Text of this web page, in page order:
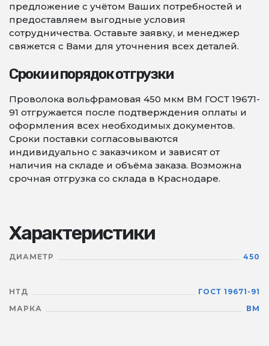
предложение с учётом Ваших потребностей и
предоставляем выгодные условия
сотрудничества. Оставьте заявку, и менеджер
свяжется с Вами для уточнения всех деталей.
Сроки и порядок отгрузки
Проволока вольфрамовая 450 мкм ВМ ГОСТ 19671-
91 отгружается после подтверждения оплаты и
оформления всех необходимых документов.
Сроки поставки согласовываются
индивидуально с заказчиком и зависят от
наличия на складе и объёма заказа. Возможна
срочная отгрузка со склада в Краснодаре.
Характеристики
ДИАМЕТР 450
НТД
ГОСТ 19671-91
МАРКА
ВМ